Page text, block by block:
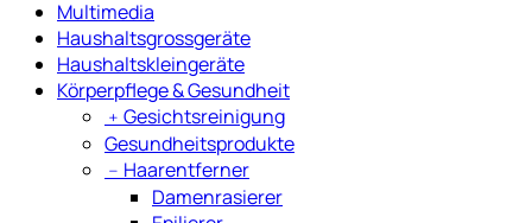
Multimedia
Haushaltsgrossgeräte
Haushaltskleingeräte
Körperpflege & Gesundheit
﹢ Gesichtsreinigung
Gesundheitsprodukte
﹣ Haarentferner
Damenrasierer